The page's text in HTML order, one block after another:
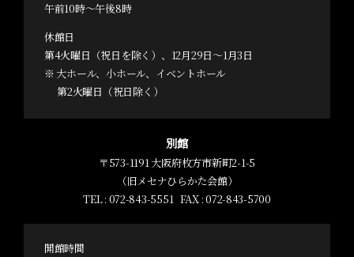
午前10時～午後8時
休館日
第4火曜日（祝日を除く）、12月29日～1月3日
※ 大ホール、小ホール、イベントホール
第2火曜日（祝日除く）
別館
〒573-1191 大阪府枚方市新町2-1-5
（旧メセナひらかた会館）
TEL : 072-843-5551FAX : 072-843-5700
開館時間